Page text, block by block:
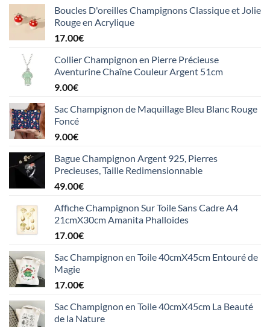
Boucles D'oreilles Champignons Classique et Jolie
Rouge en Acrylique
17.00€
Collier Champignon en Pierre Précieuse
Aventurine Chaîne Couleur Argent 51cm
9.00€
Sac Champignon de Maquillage Bleu Blanc Rouge
Foncé
9.00€
Bague Champignon Argent 925, Pierres
Precieuses, Taille Redimensionnable
49.00€
Affiche Champignon Sur Toile Sans Cadre A4
21cmX30cm Amanita Phalloides
17.00€
Sac Champignon en Toile 40cmX45cm Entouré de
Magie
17.00€
Sac Champignon en Toile 40cmX45cm La Beauté
de la Nature